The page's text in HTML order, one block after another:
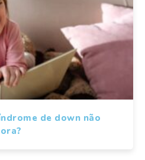
de down não